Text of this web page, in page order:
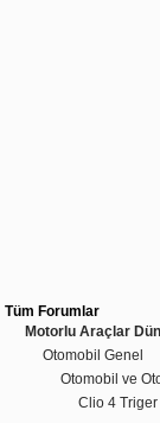
Tüm Forumlar
Motorlu Araçlar
Otomobil Genel
Otomobil ve
Clio 4 Triger